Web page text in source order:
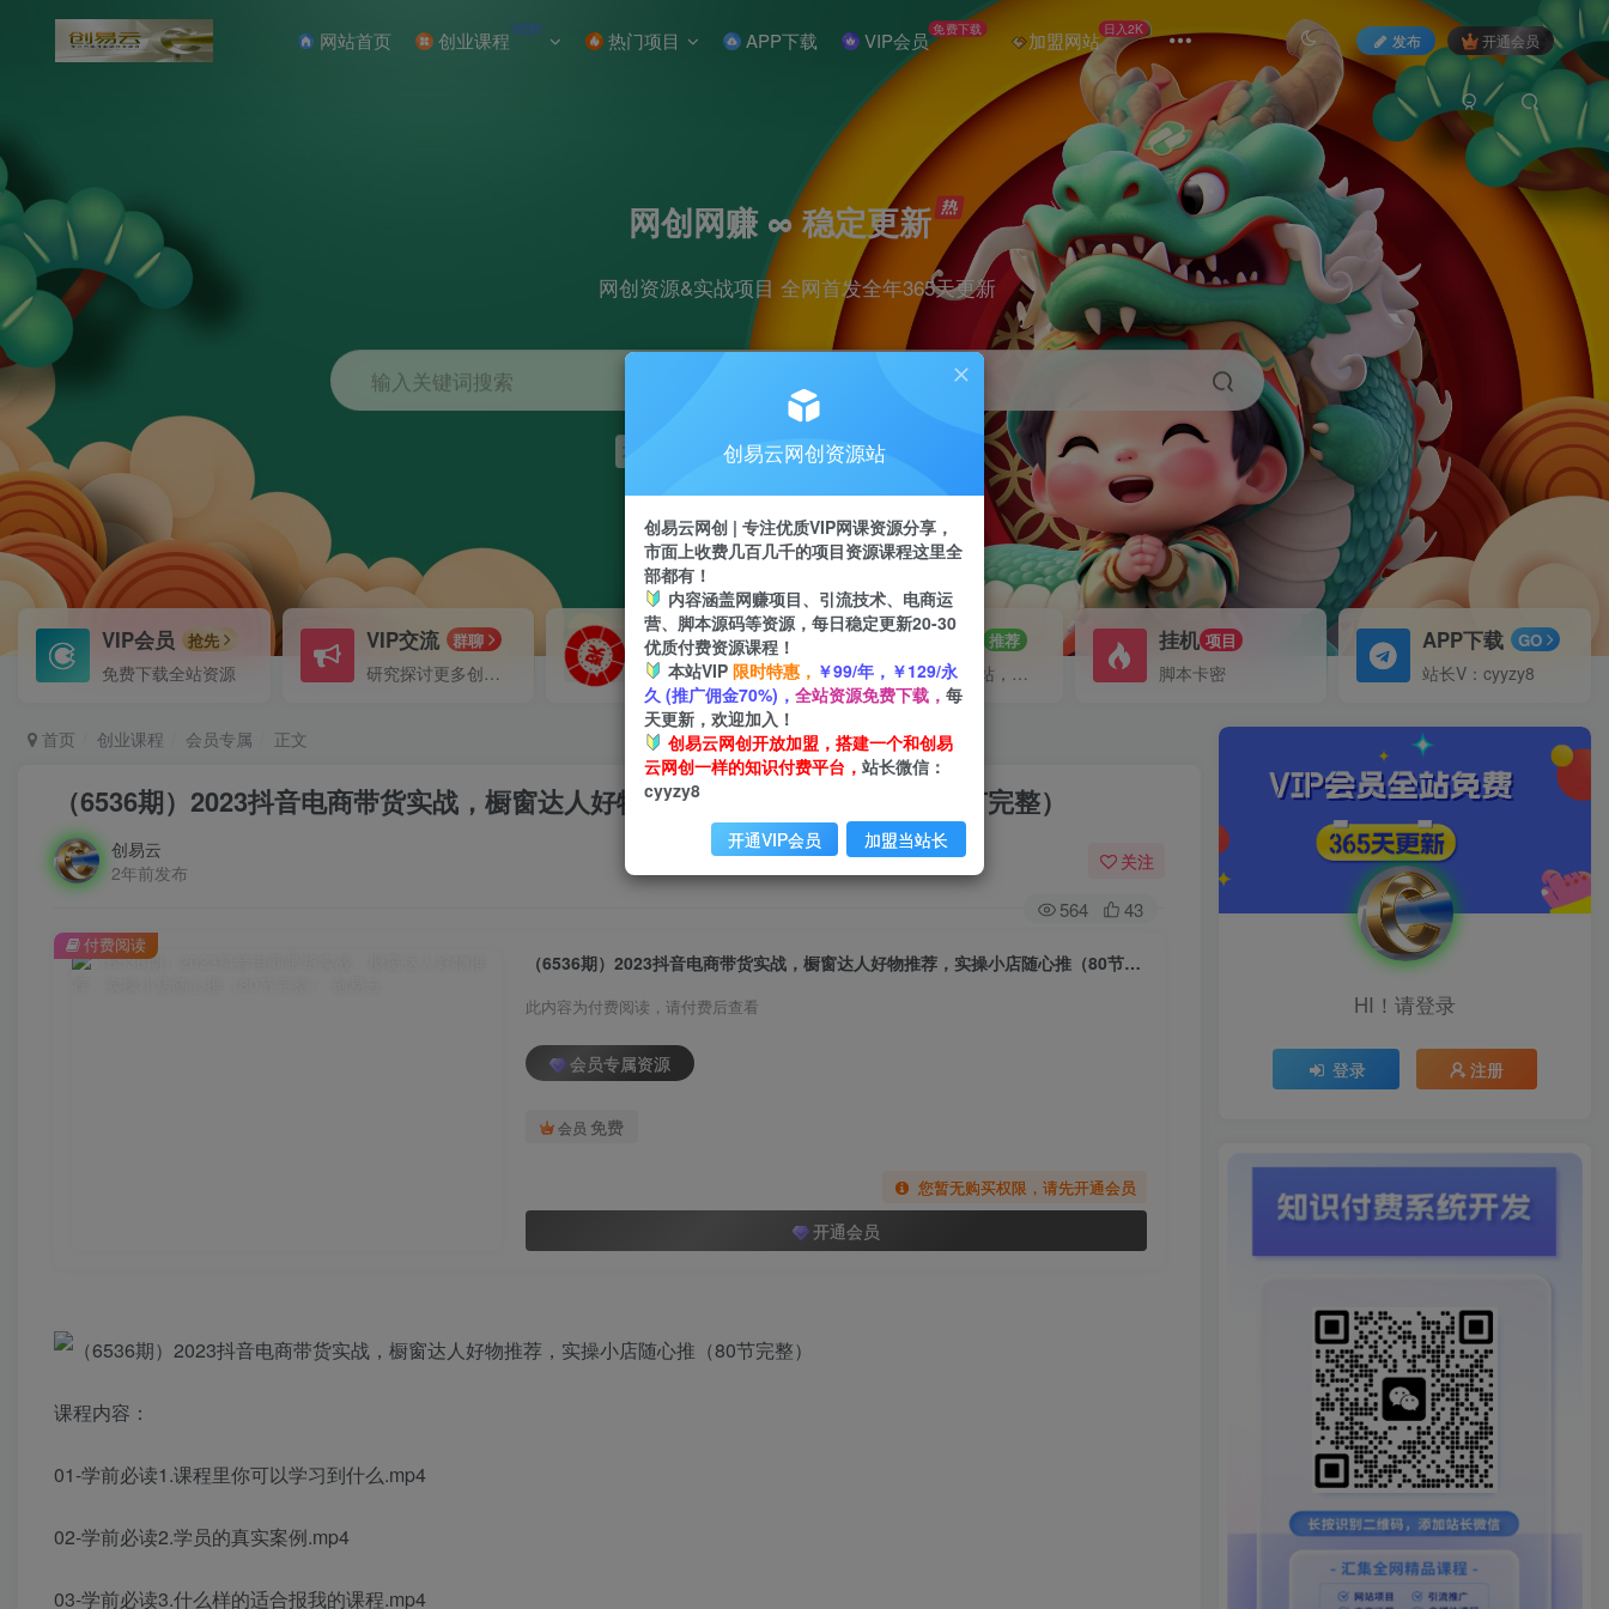
网站首页 创业课程 NEW 热门项目 APP下载 VIP会员 免费下载 加盟网站 日入2K
发布 开通会员
网创网赚 ∞ 稳定更新
网创资源&实战项目 全网首发全年365天更新
输入关键词搜索
项目 引流 短视频 剪辑
VIP会员 抢先
免费下载全站资源
VIP交流 群聊
研究探讨更多创业项目路子。
VIP推广
70%分佣
会员专属推广链接
招募站长 推荐
搭建同款网站，自己当老板
挂机 项目
脚本卡密
APP下载 GO
站长V：cyyzy8
首页 创业课程 会员专属 正文
（6536期）2023抖音电商带货实战，橱窗达人好物推荐，实操小店随心推（80节完整）
创易云
2年前发布
关注
564 43
（6536期）2023抖音电商带货实战，橱窗达人好物推荐，实操小店随心推（80节完整）
此内容为付费阅读，请付费后查看
会员专属资源
会员 免费
您暂无购买权限，请先开通会员
开通会员
付费阅读
课程内容：
01-学前必读1.课程里你可以学习到什么.mp4
02-学前必读2.学员的真实案例.mp4
03-学前必读3.什么样的适合报我的课程.mp4
HI！请登录
登录 注册
创易云网创资源站
创易云网创 | 专注优质VIP网课资源分享，
市面上收费几百几千的项目资源课程这里全
部都有！
内容涵盖网赚项目、引流技术、电商运
营、脚本源码等资源，每日稳定更新20-30
优质付费资源课程！
本站VIP 限时特惠， ￥99/年，￥129/永
久 (推广佣金70%)， 全站资源免费下载， 每
天更新，欢迎加入！
创易云网创开放加盟，搭建一个和创易
云网创一样的知识付费平台， 站长微信：
cyyzy8
开通VIP会员 加盟当站长